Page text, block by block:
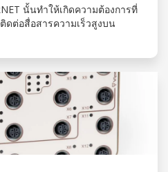
นั้นทำให้เกิดความต้องการที่
ดต่อสื่อสารความเร็วสูงบน